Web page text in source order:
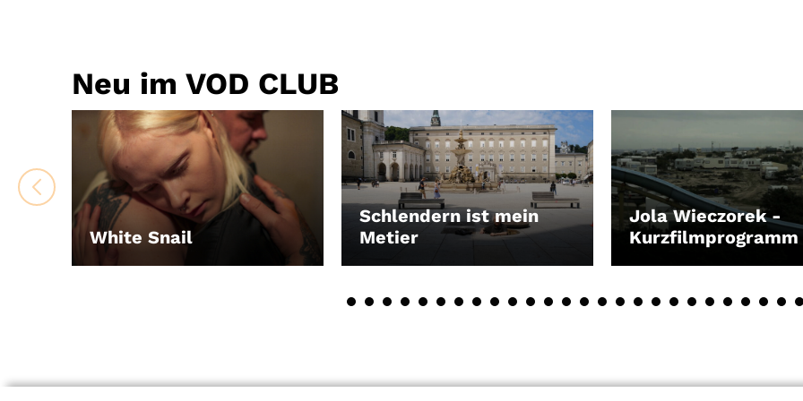
Neu im VOD CLUB
White Snail
Schlendern ist mein
Metier
LEIHEN
Jola Wieczorek -
Kurzfilmprogramm
LEIHEN